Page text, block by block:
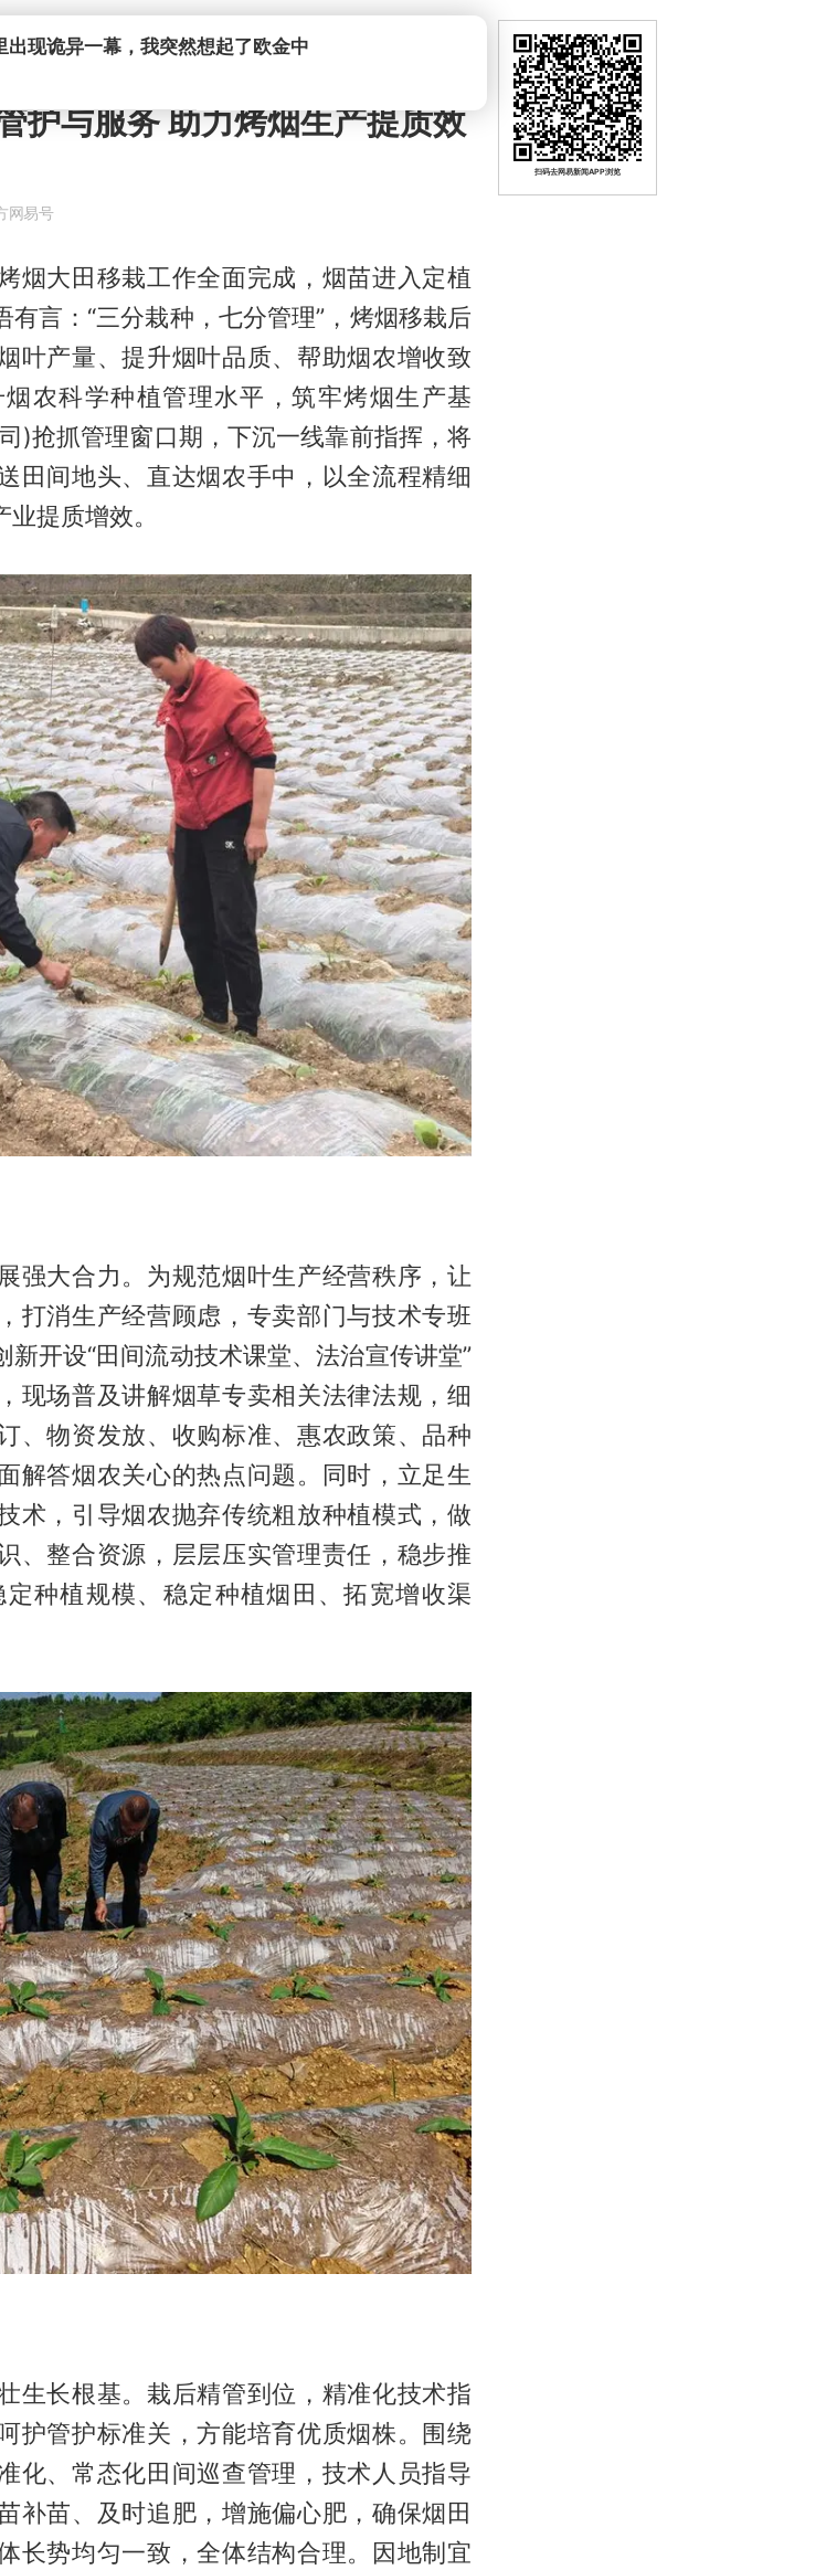
现诡异一幕，我突然想起了欧金中
护与服务 助力烤烟生产提质效
网易号
烟大田移栽工作全面完成，烟苗进入定植
言：“三分栽种，七分管理”，烤烟移栽后
叶产量、提升烟叶品质、帮助烟农增收致
农科学种植管理水平，筑牢烤烟生产基
)抢抓管理窗口期，下沉一线靠前指挥，将
田间地头、直达烟农手中，以全流程精细
提质增效。
强大合力。为规范烟叶生产经营秩序，让
打消生产经营顾虑，专卖部门与技术专班
开设“田间流动技术课堂、法治宣传讲堂”
现场普及讲解烟草专卖相关法律法规，细
、物资发放、收购标准、惠农政策、品种
解答烟农关心的热点问题。同时，立足生
术，引导烟农抛弃传统粗放种植模式，做
、整合资源，层层压实管理责任，稳步推
种植规模、稳定种植烟田、拓宽增收渠
生长根基。栽后精管到位，精准化技术指
护管护标准关，方能培育优质烟株。围绕
化、常态化田间巡查管理，技术人员指导
补苗、及时追肥，增施偏心肥，确保烟田
长势均匀一致，全体结构合理。因地制宜
扫码去网易新闻APP浏览